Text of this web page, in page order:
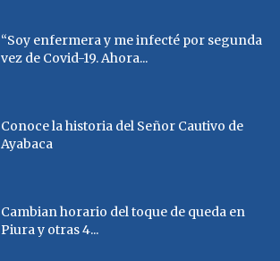
“Soy enfermera y me infecté por segunda
vez de Covid-19. Ahora...
Conoce la historia del Señor Cautivo de
Ayabaca
Cambian horario del toque de queda en
Piura y otras 4...